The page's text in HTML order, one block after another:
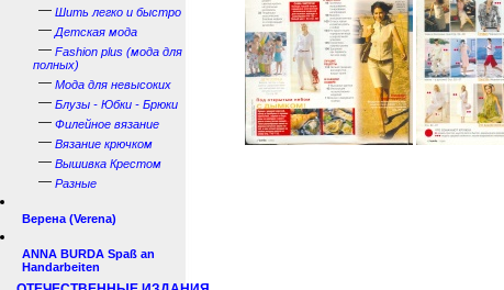
— Шить легко и быстро
— Детская мода
— Fashion plus (мода для
полных)
— Мода для невысоких
— Блузы - Юбки - Брюки
— Филейное вязание
— Вязание крючком
— Вышивка Крестом
— Разные
Верена (Verena)
ANNA BURDA Spaß an
Handarbeiten